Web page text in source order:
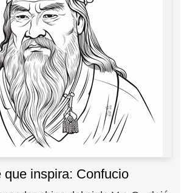
que inspira: Confucio